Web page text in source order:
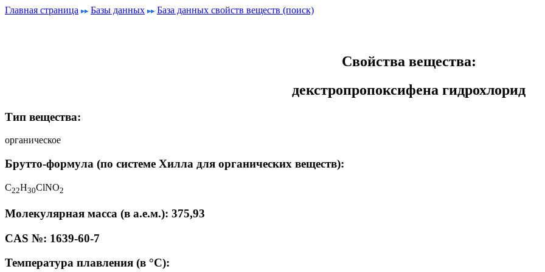
Главная страница Базы данных База данных свойств веществ (поиск)
Свойства вещества:
декстропропоксифена гидрохлорид
Тип вещества:
органическое
Брутто-формула (по системе Хилла для органических веществ):
C22H30ClNO2
Молекулярная масса (в а.е.м.): 375,93
CAS №: 1639-60-7
Температура плавления (в °C):